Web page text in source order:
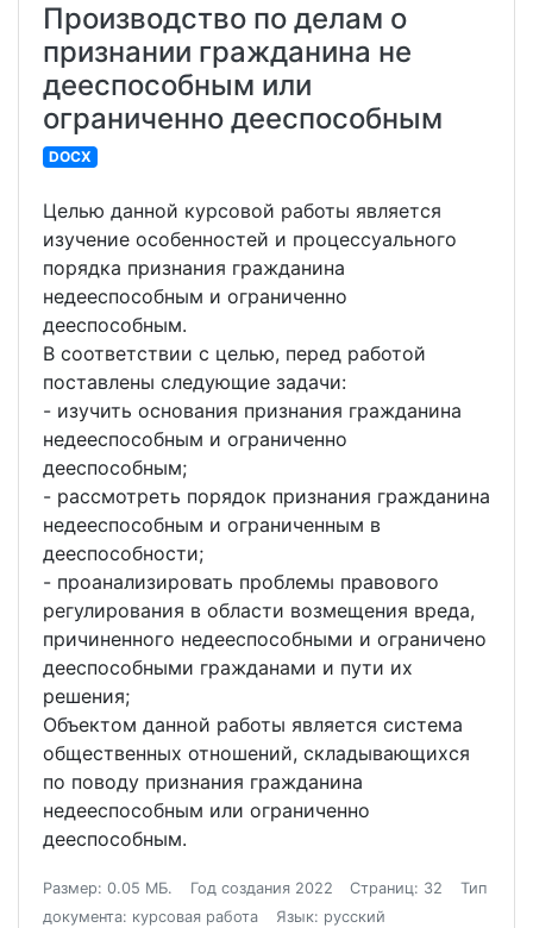
Производство по делам о
признании гражданина не
дееспособным или
ограниченно дееспособным
DOCX
Целью данной курсовой работы является
изучение особенностей и процессуального
порядка признания гражданина
недееспособным и ограниченно
дееспособным.
В соответствии с целью, перед работой
поставлены следующие задачи:
- изучить основания признания гражданина
недееспособным и ограниченно
дееспособным;
- рассмотреть порядок признания гражданина
недееспособным и ограниченным в
дееспособности;
- проанализировать проблемы правового
регулирования в области возмещения вреда,
причиненного недееспособными и ограничено
дееспособными гражданами и пути их
решения;
Объектом данной работы является система
общественных отношений, складывающихся
по поводу признания гражданина
недееспособным или ограниченно
дееспособным.
Размер: 0.05 МБ. Год создания 2022 Страниц: 32
Тип
документа: курсовая работа
Язык: русский